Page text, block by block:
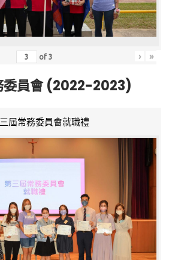
of3 › »
委員會 (2022-2023)
屆常務委員會就職禮